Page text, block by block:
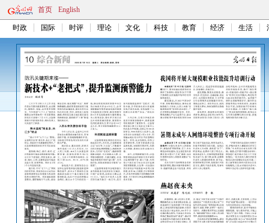
首页 English
时政 国际 时评 理论 文化 科技 教育 经济 生活